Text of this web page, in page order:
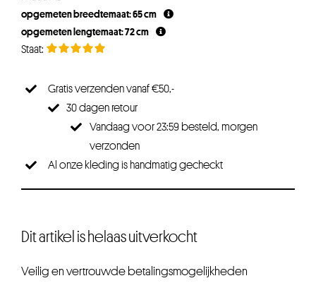
opgemeten breedtemaat: 65 cm
opgemeten lengtemaat: 72 cm
Gratis verzenden vanaf €50,-
30 dagen retour
Vandaag voor 23:59 besteld, morgen
verzonden
Al onze kleding is handmatig gecheckt
Dit artikel is helaas uitverkocht
Veilig en vertrouwde betalingsmogelijkheden